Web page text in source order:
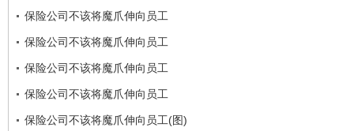
保险公司不该将魔爪伸向员工
保险公司不该将魔爪伸向员工
保险公司不该将魔爪伸向员工
保险公司不该将魔爪伸向员工
保险公司不该将魔爪伸向员工(图)